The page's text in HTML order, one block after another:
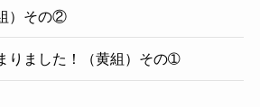
）その②
りました！（黄組）その➀